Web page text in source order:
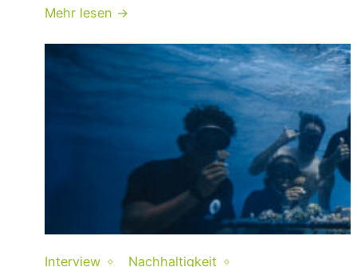
Mehr lesen →
Interview
Nachhaltigkeit